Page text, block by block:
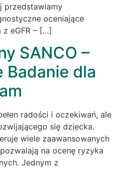
przedstawiamy
oceniające
z eGFR – […]
SANCO –
Badanie dla
radości i oczekiwań, ale
się dziecka.
wiele zaawansowanych
na ocenę ryzyka
Jednym z